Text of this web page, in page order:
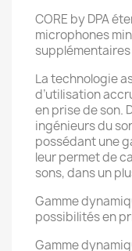
CORE by DPA
microphones
La technologie
d’utilisation
en prise de son.
ingénieurs du
possédant une
leur permet de
sons, dans un
Gamme
possibilités en
Gamme